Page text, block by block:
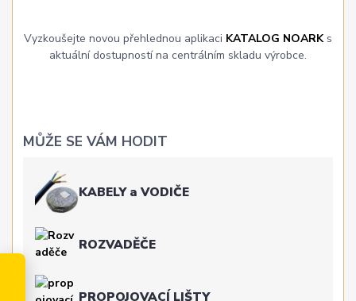
Vyzkoušejte novou přehlednou aplikaci KATALOG NOARKs
aktuální dostupností na centrálním skladu výrobce.
MŮŽE SE VÁM HODIT
KABELY a VODIČE
ROZVADĚČE
PROPOJOVACÍ LIŠTY